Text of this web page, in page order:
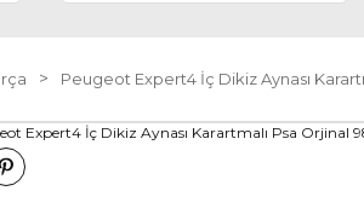
Peugeot Expert4 İç Dikiz Aynası